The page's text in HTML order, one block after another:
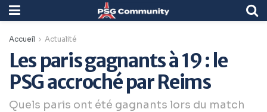
Accueil Actualité
Les paris gagnants à 19 : le
PSG accroché par Reims
Quels paris ont été gagnants lors du match